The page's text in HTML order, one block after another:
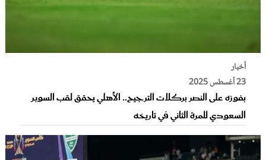
أخبار
23 أغسطس 2025
بفوزه على النصر بركلات الترجيح.. الأهلي يحقق لقب السوبر
السعودي للمرة الثاني في تاريخه